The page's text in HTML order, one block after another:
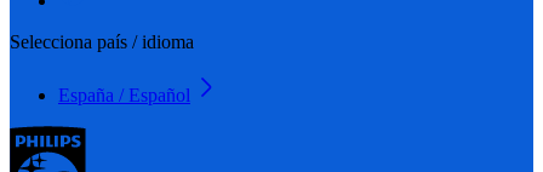
Selecciona país / idioma
España / Español